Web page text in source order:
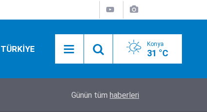
TÜRKİYE Konya
31 °C
Konya'da düğmeye basıldı! Ülkü Ocakları'ndan
Günün tüm haberleri